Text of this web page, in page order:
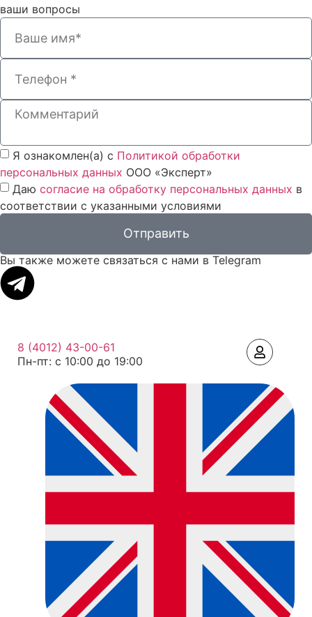
ваши вопросы
Я ознакомлен(а) с Политикой обработки
персональных данных ООО «Эксперт»
Даю согласие на обработку персональных данных в
соответствии с указанными условиями
Отправить
Вы также можете связаться с нами в Telegram
8 (4012) 43-00-61
Пн-пт: c 10:00 до 19:00